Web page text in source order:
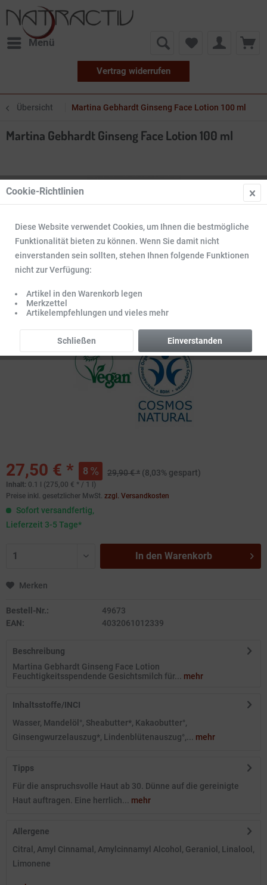
Menü
Vertrag widerrufen
Übersicht Martina Gebhardt Ginseng Face Lotion 100 ml
Martina Gebhardt Ginseng Face Lotion 100 ml
27,50 € * 8 29,90 € * (8,03% gespart)
Inhalt: 0.1 l (275,00 € * / 1 l)
Preise inkl. gesetzlicher MwSt. zzgl. Versandkosten
Sofort versandfertig,
Lieferzeit 3-5 Tage*
In den Warenkorb
Merken
Bestell-Nr.:
49673
EAN:
4032061012339
Beschreibung
Martina Gebhardt Ginseng Face Lotion
Feuchtigkeitsspendende Gesichtsmilch für... mehr
Inhaltsstoffe/INCI
Wasser, Mandelöl°, Sheabutter*, Kakaobutter°,
Ginsengwurzelauszug*, Lindenblütenauszug°,... mehr
Tipps
Für die anspruchsvolle Haut ab 30. Dünne auf die gereinigte
Haut auftragen. Eine herrlich... mehr
Allergene
Citral, Amyl Cinnamal, Amylcinnamyl Alcohol, Geraniol, Linalool,
Limonene
Cookie-Richtlinien
Diese Website verwendet Cookies, um Ihnen die bestmögliche
Funktionalität bieten zu können. Wenn Sie damit nicht
einverstanden sein sollten, stehen Ihnen folgende Funktionen
nicht zur Verfügung:
Artikel in den Warenkorb legen
Merkzettel
Artikelempfehlungen und vieles mehr
Einverstanden
Schließen